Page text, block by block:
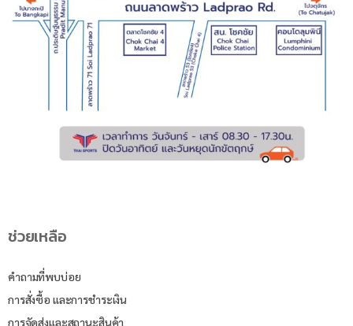
ช่วยเหลือ
คำถามที่พบบ่อย
การสั่งซื้อ และการชำระเงิน
การจัดส่งและสถานะสินค้า